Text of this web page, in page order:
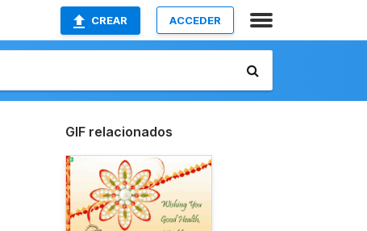
CREAR ACCEDER
GIF relacionados